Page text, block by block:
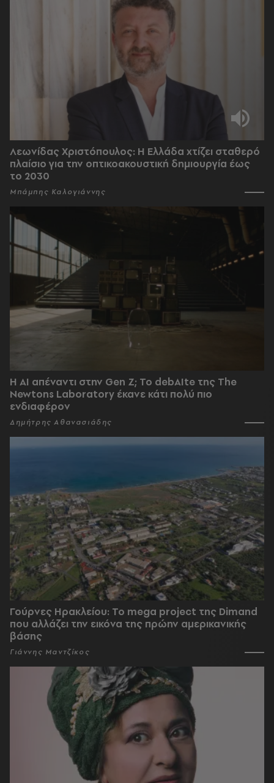
Λεωνίδας Χριστόπουλος: Η Ελλάδα χτίζει σταθερό
πλαίσιο για την οπτικοακουστική δημιουργία έως
το 2030
Μπάμπης Καλογιάννης
Η AI απέναντι στην Gen Z; Το debAIte της The
Newtons Laboratory έκανε κάτι πολύ πιο
ενδιαφέρον
Δημήτρης Αθανασιάδης
Γούρνες Ηρακλείου: To mega project της Dimand
που αλλάζει την εικόνα της πρώην αμερικανικής
βάσης
Γιάννης Μαντζίκος